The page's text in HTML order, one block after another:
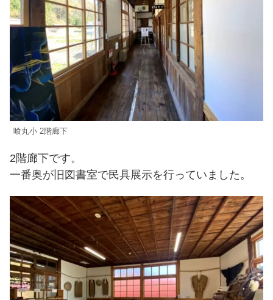
喰丸小 2階廊下
2階廊下です。
一番奥が旧図書室で民具展示を行っていました。